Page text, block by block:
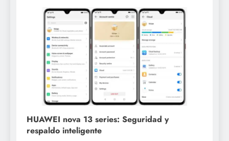
HUAWEI nova 13 series: Seguridad y
respaldo inteligente